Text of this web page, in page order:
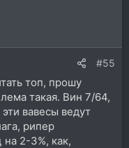
#55
топ, прошу
такая. Вин 7/64,
эти вавесы ведут
рипер
на 2-3%, как,